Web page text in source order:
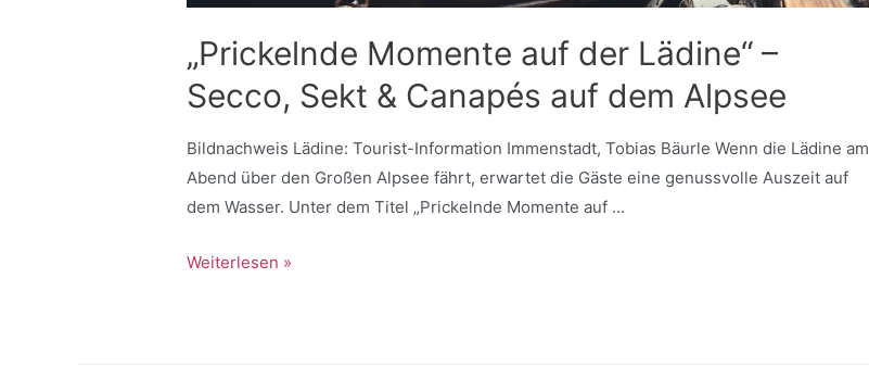
„Prickelnde Momente auf der Lädine“ –
Secco, Sekt & Canapés auf dem Alpsee
Bildnachweis Lädine: Tourist-Information Immenstadt, Tobias Bäurle Wenn die Lädine am
Abend über den Großen Alpsee fährt, erwartet die Gäste eine genussvolle Auszeit auf
dem Wasser. Unter dem Titel „Prickelnde Momente auf …
Weiterlesen »